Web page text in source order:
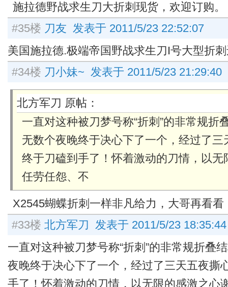
施拉德野战求生刀大折刺现货，欢迎订购。
#35楼 刀友 发表于 2011/5/23 22:52:07
美国施拉德.极端帝国野战求生刀I号大型折
#34楼 刀小妹~ 发表于 2011/5/23 21:29:40
北方军刀 原帖：
一直对这种被刀梦号称“折刺”的非常规折
无数个夜晚终于决心下了一个，经过了
终于刀磕到手了！怀着激动的刀情，以
任劳任怨、不
X2545蝴蝶折刺一样非凡给力，大哥再看看
#33楼 北方军刀 发表于 2011/5/23 18:35:44
一直对这种被刀梦号称“折刺”的非常规折叠
夜晚终于决心下了一个，经过了三天五夜撕
手了！怀着激动的刀情，以无限的感激之心